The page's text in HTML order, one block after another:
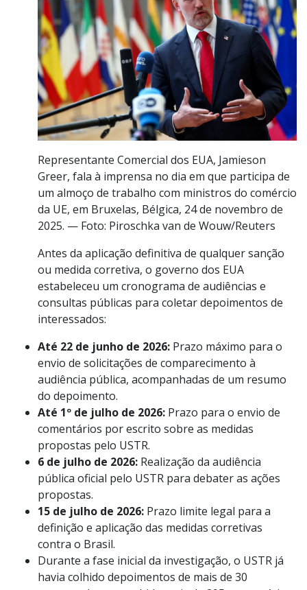
Representante Comercial dos EUA, Jamieson
Greer, fala à imprensa no dia em que participa de
um almoço de trabalho com ministros do comércio
da UE, em Bruxelas, Bélgica, 24 de novembro de
2025. — Foto: Piroschka van de Wouw/Reuters
Antes da aplicação definitiva de qualquer sanção
ou medida corretiva, o governo dos EUA
estabeleceu um cronograma de audiências e
consultas públicas para coletar depoimentos de
interessados:
Até 22 de junho de 2026: Prazo máximo para o
envio de solicitações de comparecimento à
audiência pública, acompanhadas de um resumo
do depoimento.
Até 1º de julho de 2026: Prazo para o envio de
comentários por escrito sobre as medidas
propostas pelo USTR.
6 de julho de 2026: Realização da audiência
pública oficial pelo USTR para debater as ações
propostas.
15 de julho de 2026: Prazo limite legal para a
definição e aplicação das medidas corretivas
contra o Brasil.
Durante a fase inicial da investigação, o USTR já
havia colhido depoimentos de mais de 30